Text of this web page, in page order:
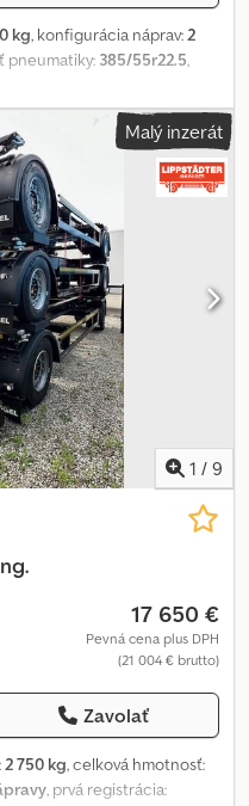
kg, konfigurácia náprav:2
pneumatiky: 385/55r22.5,
swap body trailer type ZZW
- Gross vehicle weight:
mm - Ride height
extendable 4x100 mm
t, disc brakes, offset 120
- Lifting and lowering
- Optionally available
- ABS, EBS - 2 warning
coated, deep black
Offer is subject to
sale reserved.
subject to credit
plus 19% VAT. We are
may have. Images are for
show optional extras at
Malý inzerát
1 / 9
17 650 €
Pevná cena plus DPH
(21 004 € brutto)
Zavolať
2 750 kg, celková hmotnosť:
, prvá registrácia: